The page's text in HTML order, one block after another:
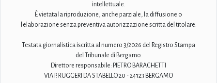
intellettuale.
È vietata la riproduzione, anche parziale, la diffusione o
l'elaborazione senza preventiva autorizzazione scritta del titolare.
Testata giornalistica iscritta al numero 3/2026 del Registro Stampa
del Tribunale di Bergamo.
Direttore responsabile: PIETRO BARACHETTI
VIA P. RUGGERI DA STABELLO 20 - 24123 BERGAMO